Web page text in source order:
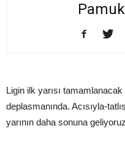
Ligin ilk yarısı
deplasmanında. Acısıyla-
yarının daha sonuna